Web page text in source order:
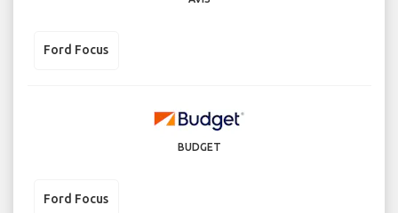
Ford Focus
BUDGET
Ford Focus